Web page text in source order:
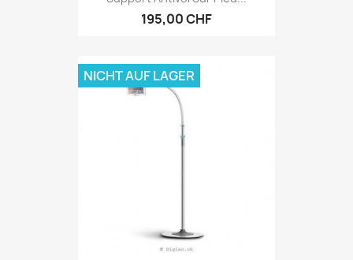
195,00 CHF
NICHT AUF LAGER